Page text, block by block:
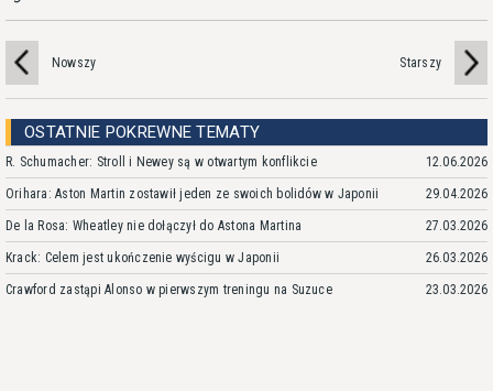
Nowszy Starszy
OSTATNIE POKREWNE TEMATY
R. Schumacher: Stroll i Newey są w otwartym konflikcie 12.06.2026
Orihara: Aston Martin zostawił jeden ze swoich bolidów w Japonii 29.04.2026
De la Rosa: Wheatley nie dołączył do Astona Martina 27.03.2026
Krack: Celem jest ukończenie wyścigu w Japonii 26.03.2026
Crawford zastąpi Alonso w pierwszym treningu na Suzuce 23.03.2026